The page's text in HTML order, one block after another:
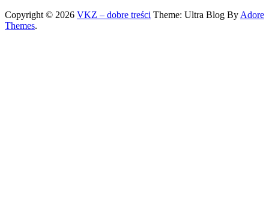
Copyright © 2026 VKZ – dobre treści Theme: Ultra Blog By Adore
Themes.